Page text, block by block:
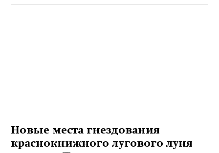
Новые места гнездования
краснокнижного лугового луня